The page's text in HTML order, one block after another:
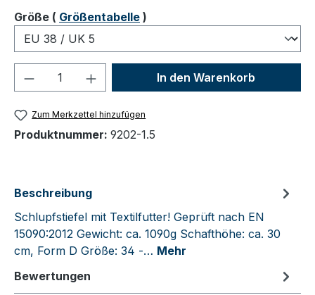
Größeauswählen
( Größentabelle )
Produkt Anzahl: Gib denIn den Warenkorb
Zum Merkzettel hinzufügen
Produktnummer: 9202-1.5
Beschreibung
Schlupfstiefel mit Textilfutter! Geprüft nach EN
15090:2012 Gewicht: ca. 1090g Schafthöhe: ca. 30
cm, Form D Größe: 34 -… Mehr
Bewertungen